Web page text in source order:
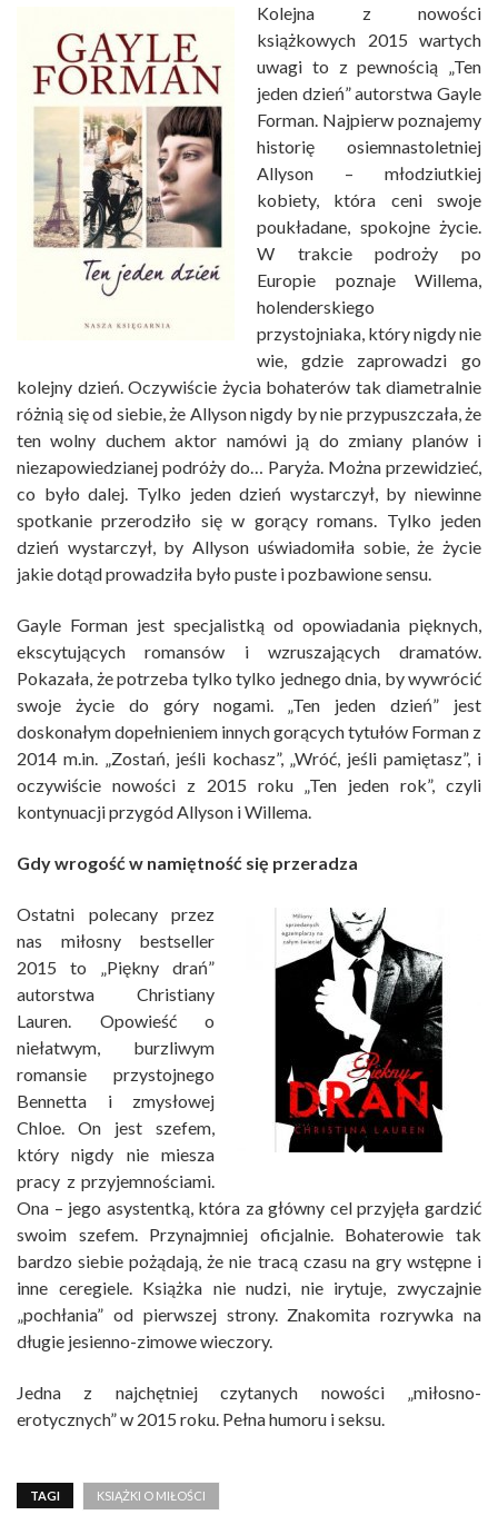
Kolejna z nowości
książkowych 2015 wartych
uwagi to z pewnością „Ten
jeden dzień” autorstwa Gayle
Forman. Najpierw poznajemy
historię osiemnastoletniej
Allyson – młodziutkiej
kobiety, która ceni swoje
poukładane, spokojne życie.
W trakcie podroży po
Europie poznaje Willema,
holenderskiego
przystojniaka, który nigdy nie
wie, gdzie zaprowadzi go
kolejny dzień. Oczywiście życia bohaterów tak diametralnie
różnią się od siebie, że Allyson nigdy by nie przypuszczała, że
ten wolny duchem aktor namówi ją do zmiany planów i
niezapowiedzianej podróży do… Paryża. Można przewidzieć,
co było dalej. Tylko jeden dzień wystarczył, by niewinne
spotkanie przerodziło się w gorący romans. Tylko jeden
dzień wystarczył, by Allyson uświadomiła sobie, że życie
jakie dotąd prowadziła było puste i pozbawione sensu.
Gayle Forman jest specjalistką od opowiadania pięknych,
ekscytujących romansów i wzruszających dramatów.
Pokazała, że potrzeba tylko tylko jednego dnia, by wywrócić
swoje życie do góry nogami. „Ten jeden dzień” jest
doskonałym dopełnieniem innych gorących tytułów Forman z
2014 m.in. „Zostań, jeśli kochasz”, „Wróć, jeśli pamiętasz”, i
oczywiście nowości z 2015 roku „Ten jeden rok”, czyli
kontynuacji przygód Allyson i Willema.
Gdy wrogość w namiętność się przeradza
Ostatni polecany przez
nas miłosny bestseller
2015 to „Piękny drań”
autorstwa Christiany
Lauren. Opowieść o
niełatwym, burzliwym
romansie przystojnego
Bennetta i zmysłowej
Chloe. On jest szefem,
który nigdy nie miesza
pracy z przyjemnościami.
Ona – jego asystentką, która za główny cel przyjęła gardzić
swoim szefem. Przynajmniej oficjalnie. Bohaterowie tak
bardzo siebie pożądają, że nie tracą czasu na gry wstępne i
inne ceregiele. Książka nie nudzi, nie irytuje, zwyczajnie
„pochłania” od pierwszej strony. Znakomita rozrywka na
długie jesienno-zimowe wieczory.
Jedna z najchętniej czytanych nowości „miłosno-
erotycznych” w 2015 roku. Pełna humoru i seksu.
TAGI KSIĄŻKI O MIŁOŚCI